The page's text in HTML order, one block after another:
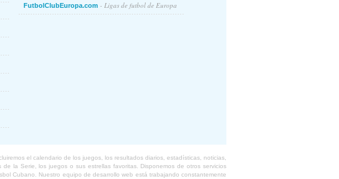
FutbolClubEuropa.com - Ligas de futbol de Europa
el calendario de los juegos, los resultados diarios, estadísticas, noticias,
la Serie, los juegos o sus estrellas favoritas. Disponemos de otros servicios
Cubano. Nuestro equipo de desarrollo web está trabajando constantemente